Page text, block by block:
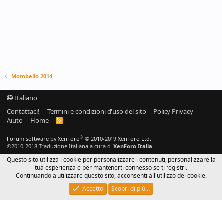
Mombello 2014
Italiano
Contattaci!
Termini e condizioni d'uso del sito
Policy Privacy
Aiuto
Home
R
Forum software by XenForo® © 2010-2019 XenForo Ltd.
©2010-2018 Traduzione Italiana a cura di XenForo Italia
Questo sito utilizza i cookie per personalizzare i contenuti, personalizzare la
tua esperienza e per mantenerti connesso se ti registri.
Continuando a utilizzare questo sito, acconsenti all'utilizzo dei cookie.
Accetto
Scopri di più…